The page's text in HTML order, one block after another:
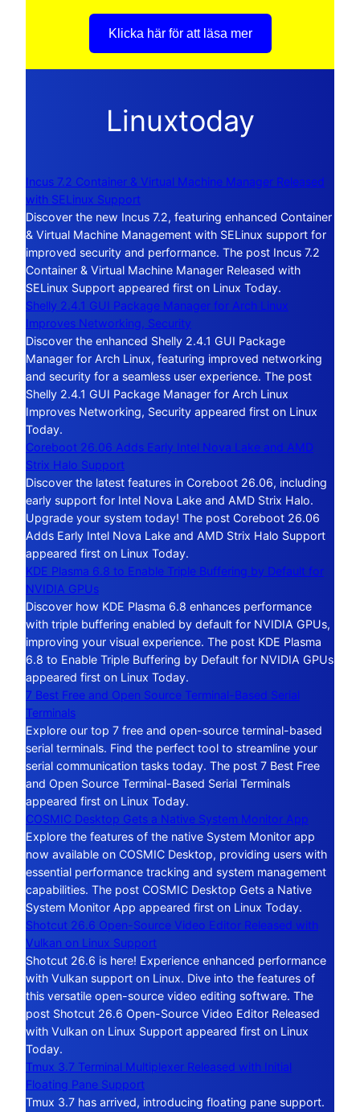
Klicka här för att läsa mer
Linuxtoday
Incus 7.2 Container & Virtual Machine Manager Released
with SELinux Support
Discover the new Incus 7.2, featuring enhanced Container
& Virtual Machine Management with SELinux support for
improved security and performance. The post Incus 7.2
Container & Virtual Machine Manager Released with
SELinux Support appeared first on Linux Today.
Shelly 2.4.1 GUI Package Manager for Arch Linux
Improves Networking, Security
Discover the enhanced Shelly 2.4.1 GUI Package
Manager for Arch Linux, featuring improved networking
and security for a seamless user experience. The post
Shelly 2.4.1 GUI Package Manager for Arch Linux
Improves Networking, Security appeared first on Linux
Today.
Coreboot 26.06 Adds Early Intel Nova Lake and AMD
Strix Halo Support
Discover the latest features in Coreboot 26.06, including
early support for Intel Nova Lake and AMD Strix Halo.
Upgrade your system today! The post Coreboot 26.06
Adds Early Intel Nova Lake and AMD Strix Halo Support
appeared first on Linux Today.
KDE Plasma 6.8 to Enable Triple Buffering by Default for
NVIDIA GPUs
Discover how KDE Plasma 6.8 enhances performance
with triple buffering enabled by default for NVIDIA GPUs,
improving your visual experience. The post KDE Plasma
6.8 to Enable Triple Buffering by Default for NVIDIA GPUs
appeared first on Linux Today.
7 Best Free and Open Source Terminal-Based Serial
Terminals
Explore our top 7 free and open-source terminal-based
serial terminals. Find the perfect tool to streamline your
serial communication tasks today. The post 7 Best Free
and Open Source Terminal-Based Serial Terminals
appeared first on Linux Today.
COSMIC Desktop Gets a Native System Monitor App
Explore the features of the native System Monitor app
now available on COSMIC Desktop, providing users with
essential performance tracking and system management
capabilities. The post COSMIC Desktop Gets a Native
System Monitor App appeared first on Linux Today.
Shotcut 26.6 Open-Source Video Editor Released with
Vulkan on Linux Support
Shotcut 26.6 is here! Experience enhanced performance
with Vulkan support on Linux. Dive into the features of
this versatile open-source video editing software. The
post Shotcut 26.6 Open-Source Video Editor Released
with Vulkan on Linux Support appeared first on Linux
Today.
Tmux 3.7 Terminal Multiplexer Released with Initial
Floating Pane Support
Tmux 3.7 has arrived, introducing floating pane support.